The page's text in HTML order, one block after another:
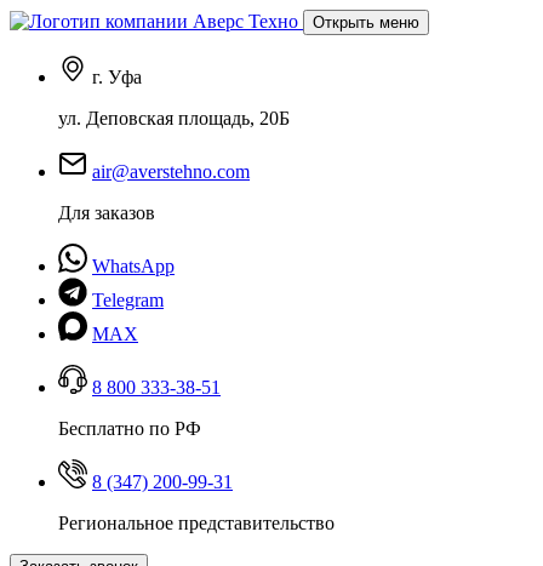
Открыть меню
г. Уфа
ул. Деповская площадь, 20Б
air@averstehno.com
Для заказов
WhatsApp
Telegram
MAX
8 800 333-38-51
Бесплатно по РФ
8 (347) 200-99-31
Региональное представительство